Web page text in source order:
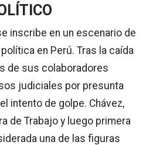
inscribe en un escenario de
en Perú. Tras la caída
de sus colaboradores
judiciales por presunta
intento de golpe. Chávez,
de Trabajo y luego primera
una de las figuras